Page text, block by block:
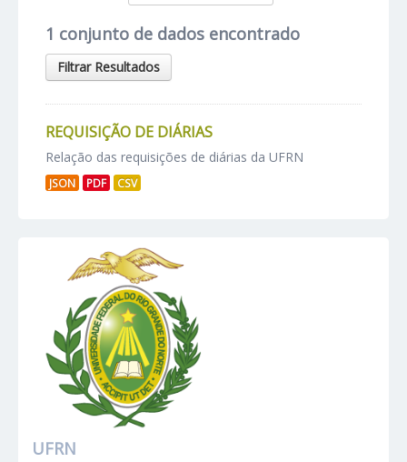
1 conjunto de dados encontrado
Filtrar Resultados
REQUISIÇÃO DE DIÁRIAS
Relação das requisições de diárias da UFRN
JSON PDF CSV
UFRN